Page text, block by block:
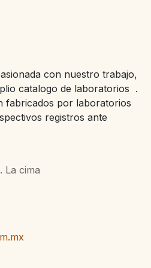
con nuestro trabajo,
catalogo de laboratorios .
fabricados por laboratorios
registros ante
La cima